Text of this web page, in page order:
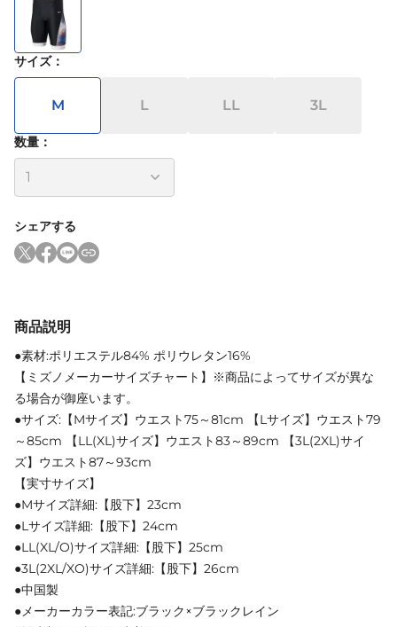
サイズ：
M L LL 3L
数量：
シェアする
商品説明
●素材:ポリエステル84% ポリウレタン16%
【ミズノメーカーサイズチャート】※商品によってサイズが異な
る場合が御座います。
●サイズ:【Mサイズ】ウエスト75～81cm 【Lサイズ】ウエスト79
～85cm 【LL(XL)サイズ】ウエスト83～89cm 【3L(2XL)サイ
ズ】ウエスト87～93cm
【実寸サイズ】
●Mサイズ詳細:【股下】23cm
●Lサイズ詳細:【股下】24cm
●LL(XL/O)サイズ詳細:【股下】25cm
●3L(2XL/XO)サイズ詳細:【股下】26cm
●中国製
●メーカーカラー表記:ブラック×ブラックレイン